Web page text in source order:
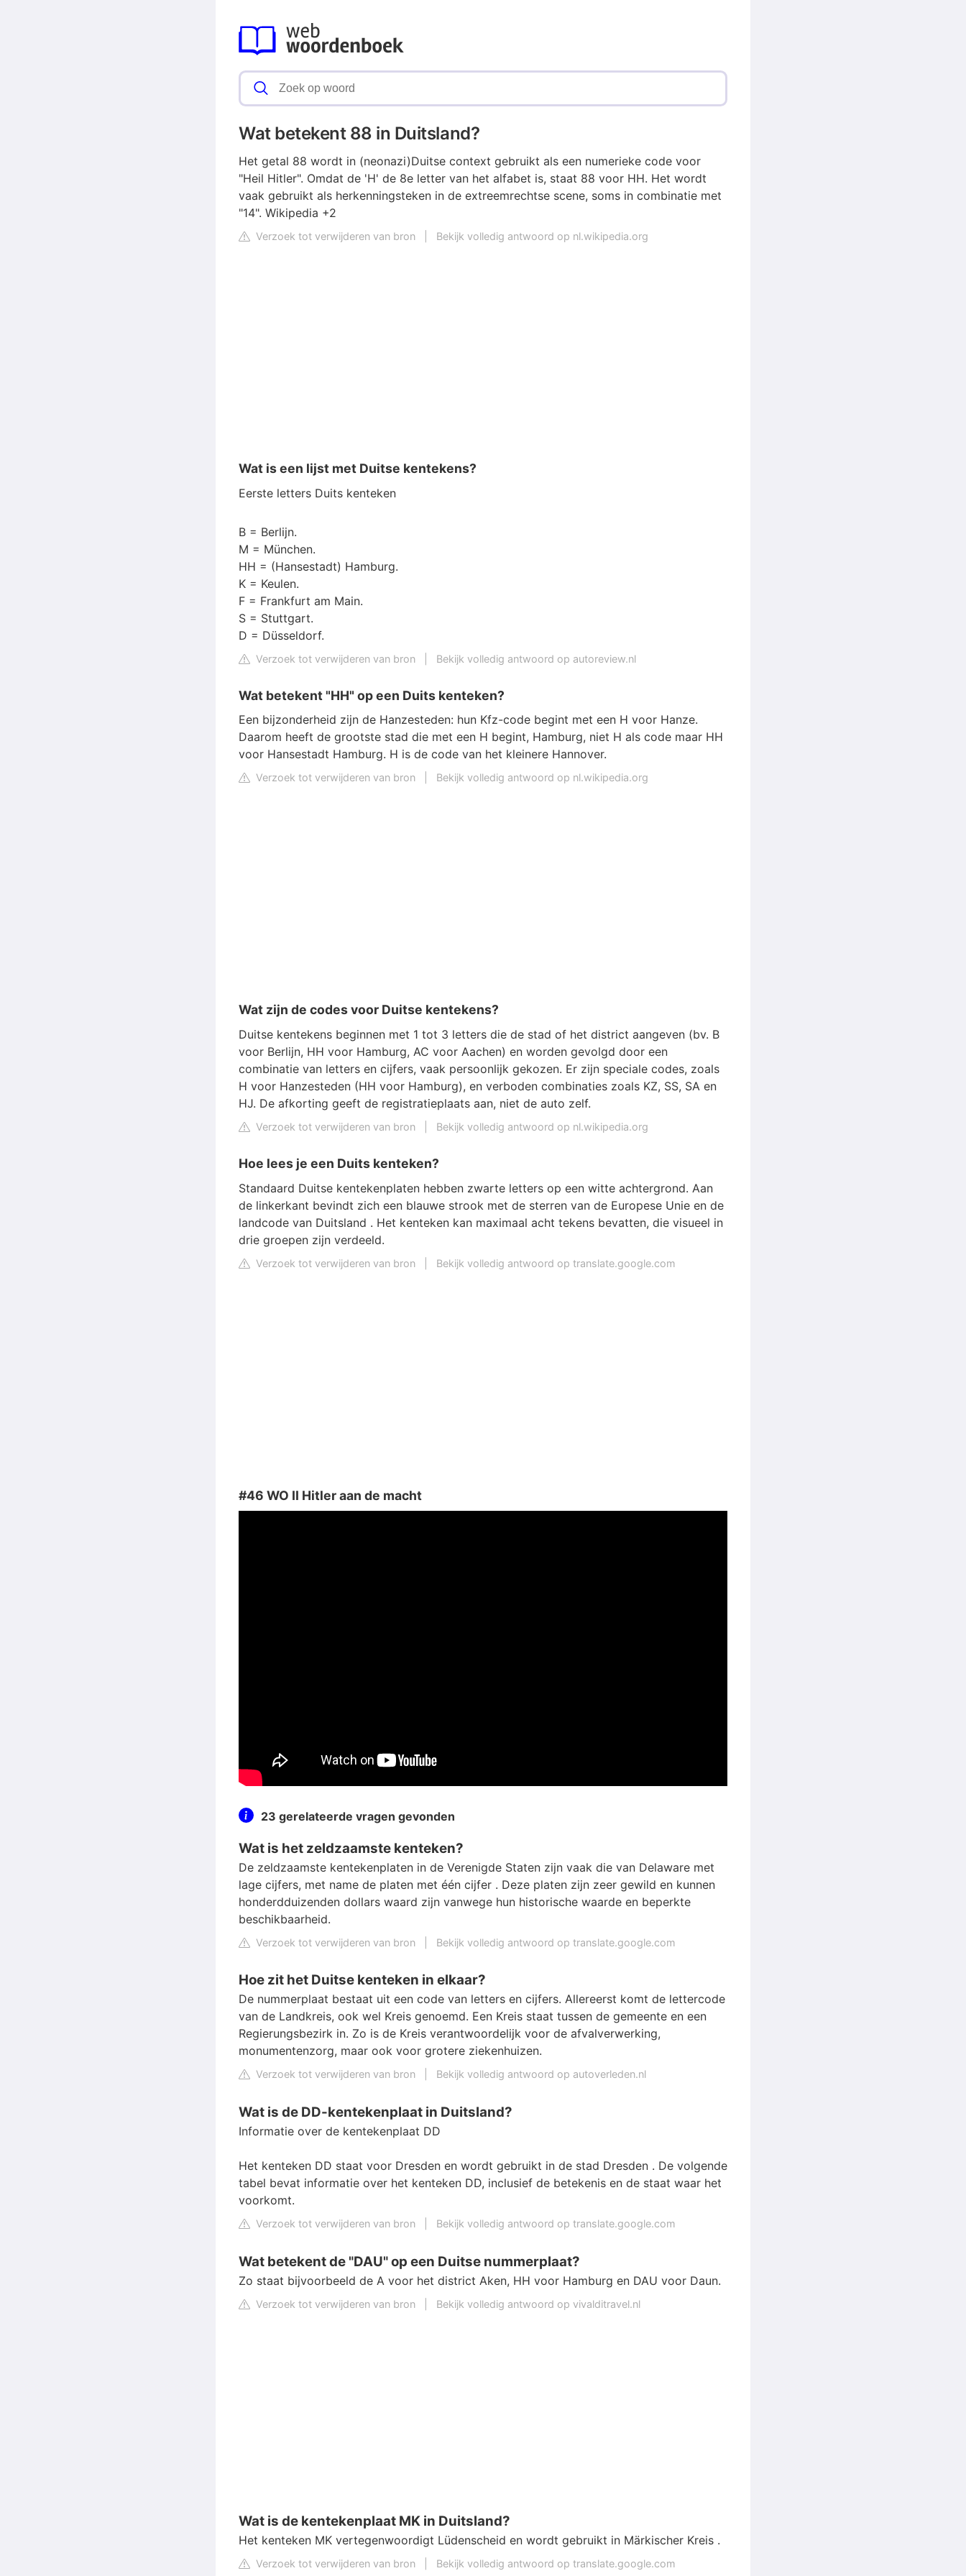
Wat betekent 88 in Duitsland?
Het getal 88 wordt in (neonazi)Duitse context gebruikt als een numerieke code voor
"Heil Hitler". Omdat de 'H' de 8e letter van het alfabet is, staat 88 voor HH. Het wordt
vaak gebruikt als herkenningsteken in de extreemrechtse scene, soms in combinatie met
"14". Wikipedia +2
Verzoek tot verwijderen van bron Bekijk volledig antwoord op nl.wikipedia.org
Wat is een lijst met Duitse kentekens?
Eerste letters Duits kenteken
B = Berlijn.
M = München.
HH = (Hansestadt) Hamburg.
K = Keulen.
F = Frankfurt am Main.
S = Stuttgart.
D = Düsseldorf.
Verzoek tot verwijderen van bron Bekijk volledig antwoord op autoreview.nl
Wat betekent "HH" op een Duits kenteken?
Een bijzonderheid zijn de Hanzesteden: hun Kfz-code begint met een H voor Hanze.
Daarom heeft de grootste stad die met een H begint, Hamburg, niet H als code maar HH
voor Hansestadt Hamburg. H is de code van het kleinere Hannover.
Verzoek tot verwijderen van bron Bekijk volledig antwoord op nl.wikipedia.org
Wat zijn de codes voor Duitse kentekens?
Duitse kentekens beginnen met 1 tot 3 letters die de stad of het district aangeven (bv. B
voor Berlijn, HH voor Hamburg, AC voor Aachen) en worden gevolgd door een
combinatie van letters en cijfers, vaak persoonlijk gekozen. Er zijn speciale codes, zoals
H voor Hanzesteden (HH voor Hamburg), en verboden combinaties zoals KZ, SS, SA en
HJ. De afkorting geeft de registratieplaats aan, niet de auto zelf.
Verzoek tot verwijderen van bron Bekijk volledig antwoord op nl.wikipedia.org
Hoe lees je een Duits kenteken?
Standaard Duitse kentekenplaten hebben zwarte letters op een witte achtergrond. Aan
de linkerkant bevindt zich een blauwe strook met de sterren van de Europese Unie en de
landcode van Duitsland . Het kenteken kan maximaal acht tekens bevatten, die visueel in
drie groepen zijn verdeeld.
Verzoek tot verwijderen van bron Bekijk volledig antwoord op translate.google.com
#46 WO II Hitler aan de macht
23 gerelateerde vragen gevonden
Wat is het zeldzaamste kenteken?
De zeldzaamste kentekenplaten in de Verenigde Staten zijn vaak die van Delaware met
lage cijfers, met name de platen met één cijfer . Deze platen zijn zeer gewild en kunnen
honderdduizenden dollars waard zijn vanwege hun historische waarde en beperkte
beschikbaarheid.
Verzoek tot verwijderen van bron Bekijk volledig antwoord op translate.google.com
Hoe zit het Duitse kenteken in elkaar?
De nummerplaat bestaat uit een code van letters en cijfers. Allereerst komt de lettercode
van de Landkreis, ook wel Kreis genoemd. Een Kreis staat tussen de gemeente en een
Regierungsbezirk in. Zo is de Kreis verantwoordelijk voor de afvalverwerking,
monumentenzorg, maar ook voor grotere ziekenhuizen.
Verzoek tot verwijderen van bron Bekijk volledig antwoord op autoverleden.nl
Wat is de DD-kentekenplaat in Duitsland?
Informatie over de kentekenplaat DD
Het kenteken DD staat voor Dresden en wordt gebruikt in de stad Dresden . De volgende
tabel bevat informatie over het kenteken DD, inclusief de betekenis en de staat waar het
voorkomt.
Verzoek tot verwijderen van bron Bekijk volledig antwoord op translate.google.com
Wat betekent de "DAU" op een Duitse nummerplaat?
Zo staat bijvoorbeeld de A voor het district Aken, HH voor Hamburg en DAU voor Daun.
Verzoek tot verwijderen van bron Bekijk volledig antwoord op vivalditravel.nl
Wat is de kentekenplaat MK in Duitsland?
Het kenteken MK vertegenwoordigt Lüdenscheid en wordt gebruikt in Märkischer Kreis .
Verzoek tot verwijderen van bron Bekijk volledig antwoord op translate.google.com